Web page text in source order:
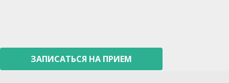
ЗАПИСАТЬСЯ НА ПРИЕМ